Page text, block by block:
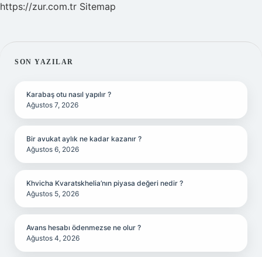
https://zur.com.tr Sitemap
SIDEBAR
SON YAZILAR
Karabaş otu nasıl yapılır ?
Ağustos 7, 2026
Bir avukat aylık ne kadar kazanır ?
Ağustos 6, 2026
Khvicha Kvaratskhelia’nın piyasa değeri nedir ?
Ağustos 5, 2026
Avans hesabı ödenmezse ne olur ?
Ağustos 4, 2026